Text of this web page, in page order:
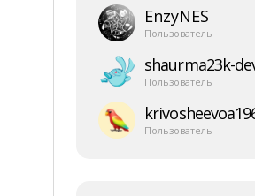
EnzyNES
Пользователь
shaurma23k-​
Пользователь
Пользователь